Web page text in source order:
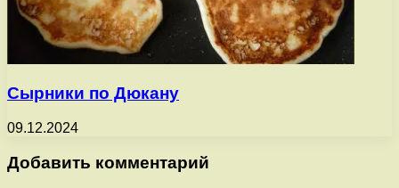
Сырники по Дюкану
09.12.2024
Добавить комментарий